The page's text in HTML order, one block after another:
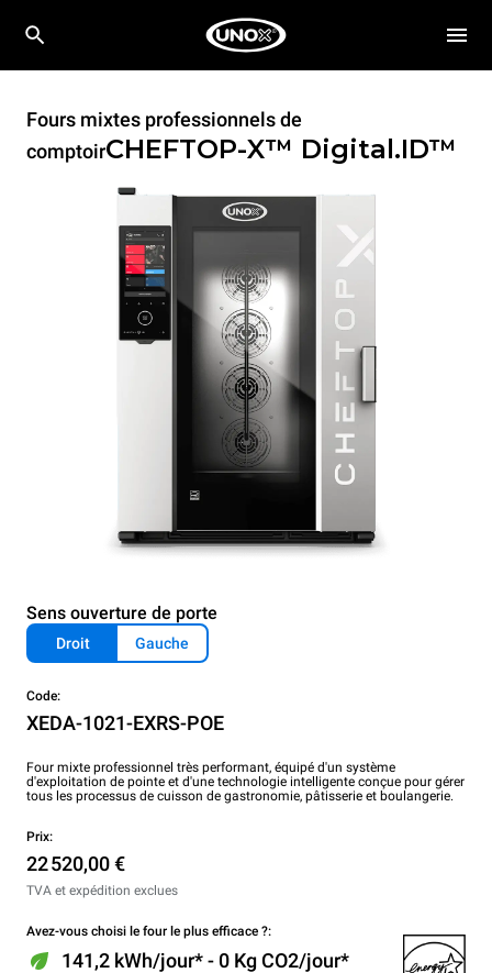
Fours mixtes professionnels de
comptoirCHEFTOP-X™ Digital.ID™
Sens ouverture de porte
Droit Gauche
Code:
XEDA-1021-EXRS-POE
Four mixte professionnel très performant, équipé d'un système
d'exploitation de pointe et d'une technologie intelligente conçue pour gérer
tous les processus de cuisson de gastronomie, pâtisserie et boulangerie.
Prix:
22 520,00 €
TVA et expédition exclues
Avez-vous choisi le four le plus efficace ?:
141,2 kWh/jour* - 0 Kg CO2/jour*